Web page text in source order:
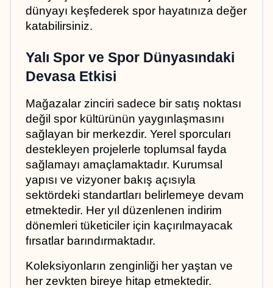
dünyayı keşfederek spor hayatınıza değer
katabilirsiniz.
Yalı Spor ve Spor Dünyasındaki
Devasa Etkisi
Mağazalar zinciri sadece bir satış noktası
değil spor kültürünün yaygınlaşmasını
sağlayan bir merkezdir. Yerel sporcuları
destekleyen projelerle toplumsal fayda
sağlamayı amaçlamaktadır. Kurumsal
yapısı ve vizyoner bakış açısıyla
sektördeki standartları belirlemeye devam
etmektedir. Her yıl düzenlenen indirim
dönemleri tüketiciler için kaçırılmayacak
fırsatlar barındırmaktadır.
Koleksiyonların zenginliği her yaştan ve
her zevkten bireye hitap etmektedir.